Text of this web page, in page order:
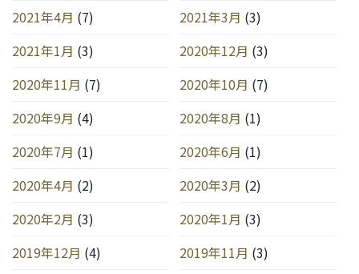
2021年4月 (7) 2021年3月 (3)
2021年1月 (3) 2020年12月 (3)
2020年11月 (7) 2020年10月 (7)
2020年9月 (4) 2020年8月 (1)
2020年7月 (1) 2020年6月 (1)
2020年4月 (2) 2020年3月 (2)
2020年2月 (3) 2020年1月 (3)
2019年12月 (4) 2019年11月 (3)